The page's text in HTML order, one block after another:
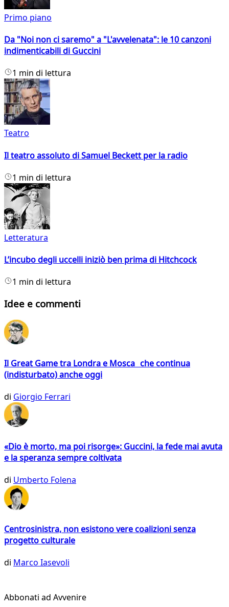
Primo piano
Da "Noi non ci saremo" a "L'avvelenata": le 10 canzoni
indimenticabili di Guccini
1 min di lettura
Teatro
Il teatro assoluto di Samuel Beckett per la radio
1 min di lettura
Letteratura
L’incubo degli uccelli iniziò ben prima di Hitchcock
1 min di lettura
Idee e commenti
Il Great Game tra Londra e Mosca che continua
(indisturbato) anche oggi
di Giorgio Ferrari
«Dio è morto, ma poi risorge»: Guccini, la fede mai avuta
e la speranza sempre coltivata
di Umberto Folena
Centrosinistra, non esistono vere coalizioni senza
progetto culturale
di Marco Iasevoli
Abbonati ad Avvenire